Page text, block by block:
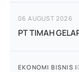
06 AUGUST 2026
PT TIMAH
EKONOMI BISNIS |